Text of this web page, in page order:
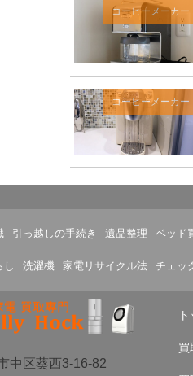
コーヒーメーカー
コーヒーメーカー
引っ越しの手続き 遺品整理 ベッド
し 洗濯機 家電リサイクル法 チェッ
中区葵西3-16-82
買